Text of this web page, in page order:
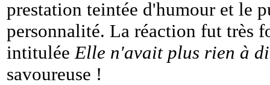
prestation teintée d'humour et le
personnalité. La réaction fut très
intituléeElle n'avait plus rien à
savoureuse !